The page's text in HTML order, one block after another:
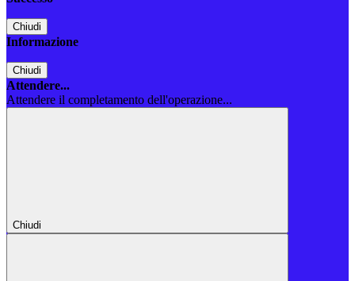
Chiudi
Informazione
Chiudi
Attendere...
Attendere il completamento dell'operazione...
Chiudi